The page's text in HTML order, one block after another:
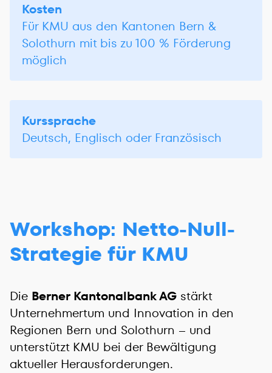
Kosten
Für KMU aus den Kantonen Bern &
Solothurn mit bis zu 100 % Förderung
möglich
Kurssprache
Deutsch, Englisch oder Französisch
Workshop: Netto-Null-
Strategie für KMU
Die Berner Kantonalbank AG stärkt
Unternehmertum und Innovation in den
Regionen Bern und Solothurn – und
unterstützt KMU bei der Bewältigung
aktueller Herausforderungen.